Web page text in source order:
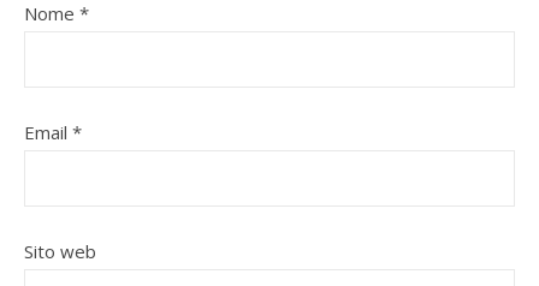
Nome *
Email *
Sito web